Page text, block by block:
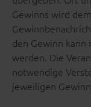
Gewinns wird
den Gewinn
werden. Die
notwendige
jeweiligen